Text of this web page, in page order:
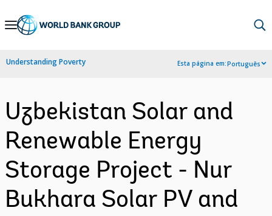
Skip
Navigation
Understanding Poverty Esta página em:Português
Uzbekistan Solar and
Renewable Energy
Storage Project - Nur
Bukhara Solar PV and